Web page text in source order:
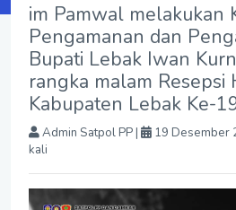
im Pamwal melakukan
Pengamanan dan
Bupati Lebak Iwan
rangka malam Resepsi
Kabupaten Lebak Ke-
Admin Satpol PP| 19 Desember
kali